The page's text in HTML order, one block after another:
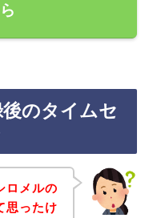
のタイムセ
ロメルの
思ったけ